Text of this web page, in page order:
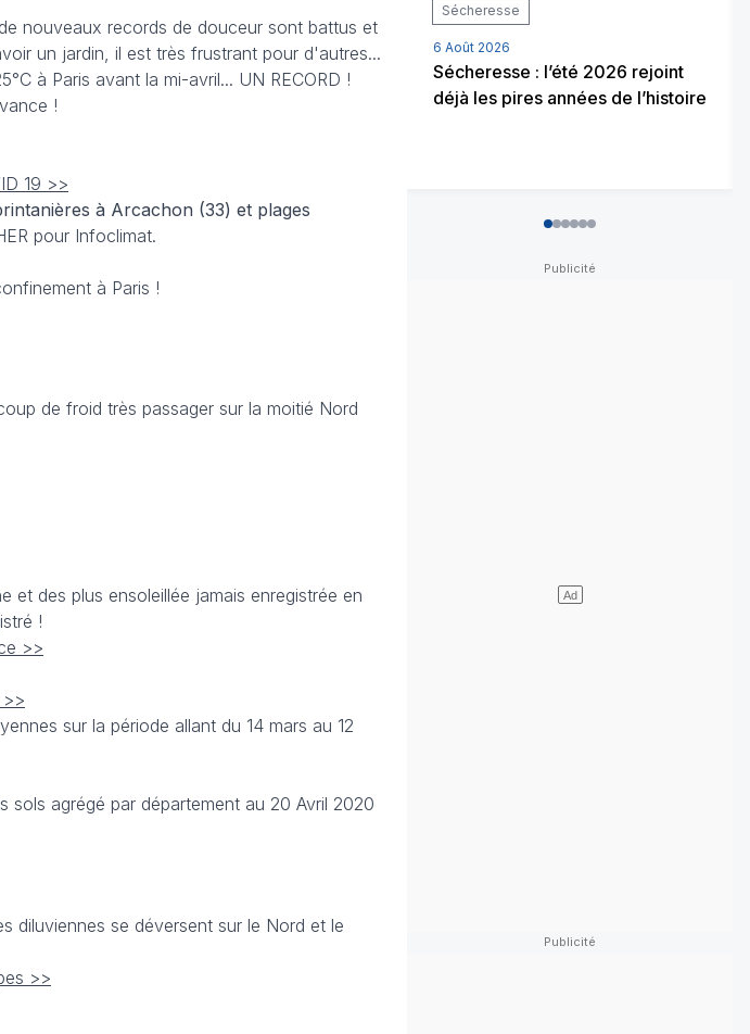
nouveaux records de douceur sont battus et
un jardin, il est très frustrant pour d'autres...
à Paris avant la mi-avril... UN RECORD !
!
19 >>
à Arcachon (33) et plages
pour Infoclimat.
à Paris !
de froid très passager sur la moitié Nord
et des plus ensoleillée jamais enregistrée en
!
>>
sur la période allant du 14 mars au 12
agrégé par département au 20 Avril 2020
diluviennes se déversent sur le Nord et le
>>
Sécheresse
6 Août 2026
Sécheresse : l’été 2026 rejoint
déjà les pires années de l’histoire
012345